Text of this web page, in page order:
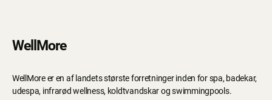
WellMore
WellMore er en af landets største forretninger inden for spa, badekar,
udespa, infrarød wellness, koldtvandskar og swimmingpools.